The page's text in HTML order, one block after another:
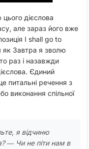
дієслова
але зараз його вже
I shall go to
як Завтра я зволю
раз і назавжди
Єдиний
питальні речення з
виконання спільної
я відчиню
― Чи не піти нам в